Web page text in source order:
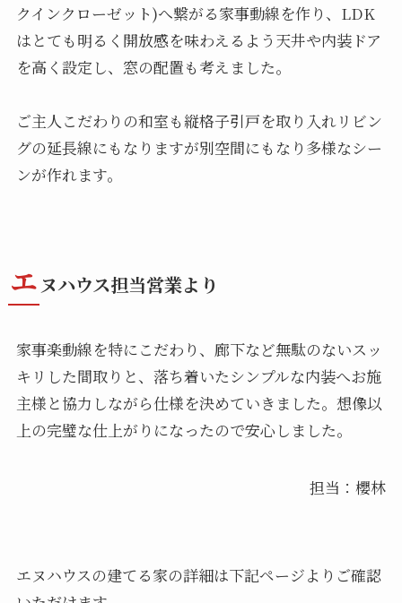
クインクローゼット)へ繋がる家事動線を作り、LDK
はとても明るく開放感を味わえるよう天井や内装ドア
を高く設定し、窓の配置も考えました。
ご主人こだわりの和室も縦格子引戸を取り入れリビン
グの延長線にもなりますが別空間にもなり多様なシー
ンが作れます。
エ ヌハウス担当営業より
家事楽動線を特にこだわり、廊下など無駄のないスッ
キリした間取りと、落ち着いたシンプルな内装へお施
主様と協力しながら仕様を決めていきました。想像以
上の完璧な仕上がりになったので安心しました。
担当：櫻林
エヌハウスの建てる家の詳細は下記ページよりご確認